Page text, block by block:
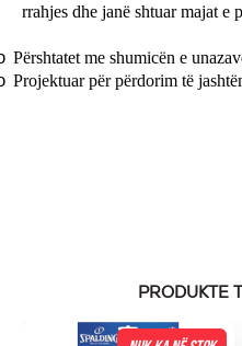
rrahjes dhe janë shtuar majat e
Përshtatet me shumicën e
Projektuar për përdorim të
PRODUKTE